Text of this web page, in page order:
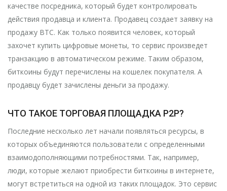
качестве посредника, который будет контролировать
действия продавца и клиента. Продавец создает заявку на
продажу BTC. Как только появится человек, который
захочет купить цифровые монеты, то сервис произведет
транзакцию в автоматическом режиме. Таким образом,
биткоины будут перечислены на кошелек покупателя. А
продавцу будет зачислены деньги за продажу.
ЧТО ТАКОЕ ТОРГОВАЯ ПЛОЩАДКА Р2Р?
Последние несколько лет начали появляться ресурсы, в
которых объединяются пользователи с определенными
взаимодополняющими потребностями. Так, например,
люди, которые желают приобрести биткоины в интернете,
могут встретиться на одной из таких площадок. Это сервис